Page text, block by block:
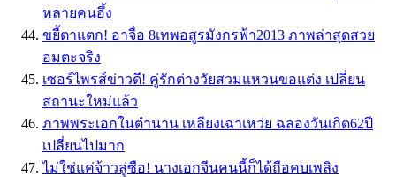
หลายคนอึ้ง
ขยี้ตาแตก! อาจื่อ 8เทพอสูรมังกรฟ้า2013 ภาพล่าสุดสวย
อมตะจริง
เซอร์ไพรส์ข่าวดี! คู่รักต่างวัยสวมแหวนขอแต่ง เปลี่ยน
สถานะใหม่แล้ว
ภาพพระเอกในตำนาน เหลียงเฉาเหว่ย ฉลองวันเกิด62ปี
เปลี่ยนไปมาก
ไม่ใช่แค่จ้าวลู่ซือ! นางเอกจีนคนนี้ก็ได้ถือคบเพลิง